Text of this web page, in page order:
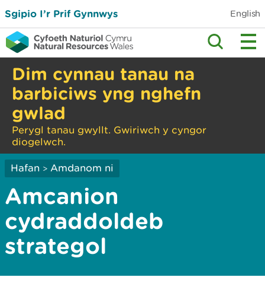
Sgipio I’r Prif Gynnwys English
Dim cynnau tanau na
barbiciws yng nghefn
gwlad
Perygl tanau gwyllt. Gwiriwch y cyngor
diogelwch.
Hafan > Amdanom ni
Amcanion
cydraddoldeb
strategol